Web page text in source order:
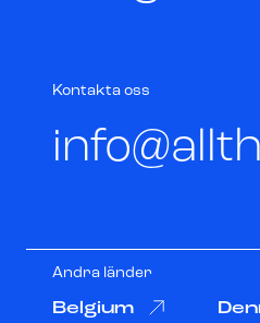
Kontakta oss
Andra länder
Belgium